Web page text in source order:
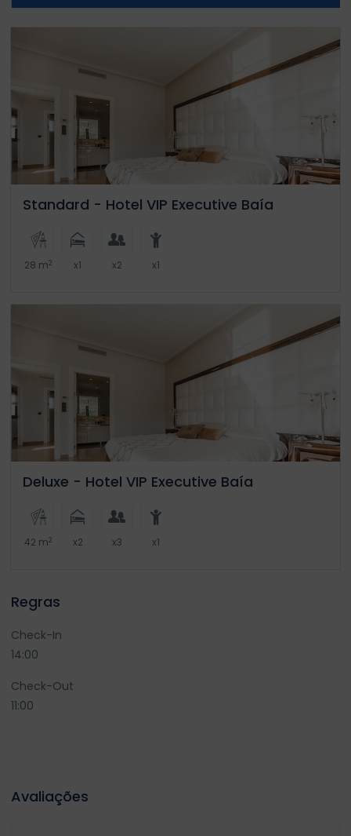
Standard - Hotel VIP Executive Baía
28 m2 x1 x2 x1
Deluxe - Hotel VIP Executive Baía
42 m2 x2 x3 x1
Regras
Check-In
14:00
Check-Out
11:00
Avaliações